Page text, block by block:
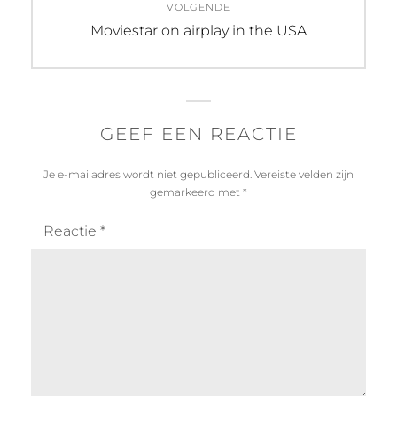
VOLGENDE
Volgend
Moviestar on airplay in the USA
GEEF EEN REACTIE
Je e-mailadres wordt niet gepubliceerd. Vereiste velden zijn
gemarkeerd met *
Reactie *